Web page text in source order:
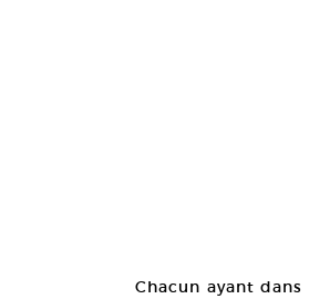
Chacun ayant